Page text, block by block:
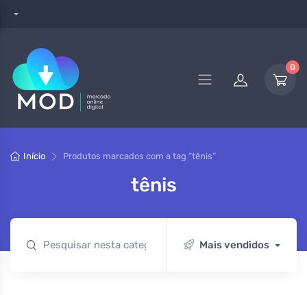
0
Início Produtos marcados com a tag “tênis”
tênis
Mais vendidos